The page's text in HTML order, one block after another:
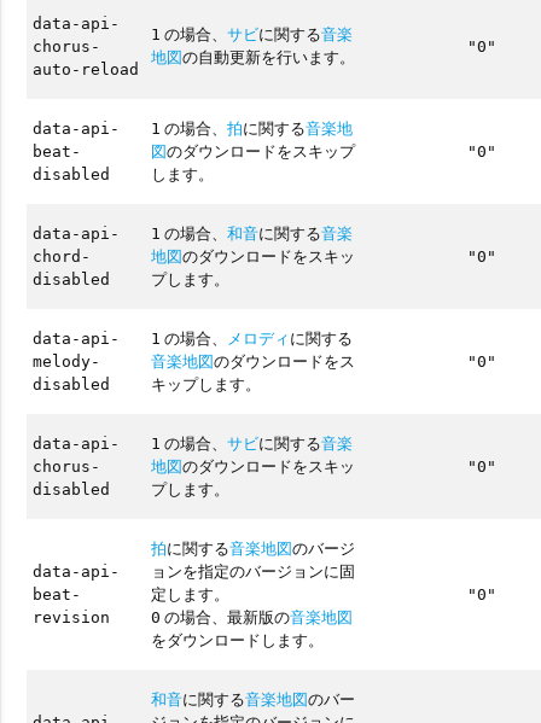
data-api-
chorus-
auto-reload
1 の場合、サビに関する音楽
地図の自動更新を行います。
"0"
data-api-
beat-
disabled
1 の場合、拍に関する音楽地
図のダウンロードをスキップ
します。
"0"
data-api-
chord-
disabled
1 の場合、和音に関する音楽
地図のダウンロードをスキッ
プします。
"0"
data-api-
melody-
disabled
1 の場合、 メロディに関する
音楽地図のダウンロードをス
キップします。
"0"
data-api-
chorus-
disabled
1 の場合、サビに関する音楽
地図のダウンロードをスキッ
プします。
"0"
data-api-
beat-
revision
拍に関する音楽地図のバージ
ョンを指定のバージョンに固
定します。
0 の場合、最新版の音楽地図
をダウンロードします。
"0"
和音に関する音楽地図のバー